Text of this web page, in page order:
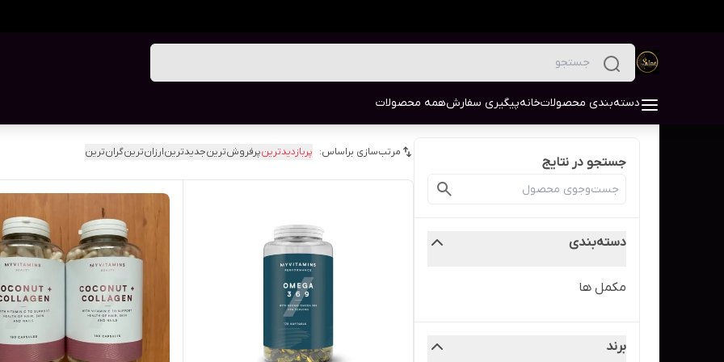
دسته‌بندی محصولاتخانهپیگیری سفارشهمه محصولات
جستجو در نتایج
دسته‌بندی
مکمل ها
برند
مرتب‌سازی براساس: پربازدیدترینپرفروش‌ترینجدیدترینارزان‌ترینگران‌ترین